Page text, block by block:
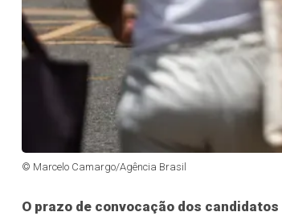
© Marcelo Camargo/Agência Brasil
O prazo de convocação dos